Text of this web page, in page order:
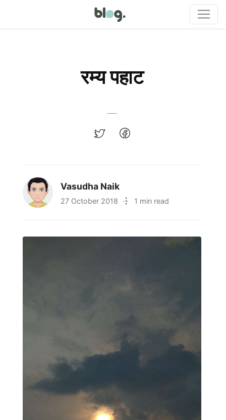
रम्य पहाट
Vasudha Naik
27 October 2018 · 1 min read